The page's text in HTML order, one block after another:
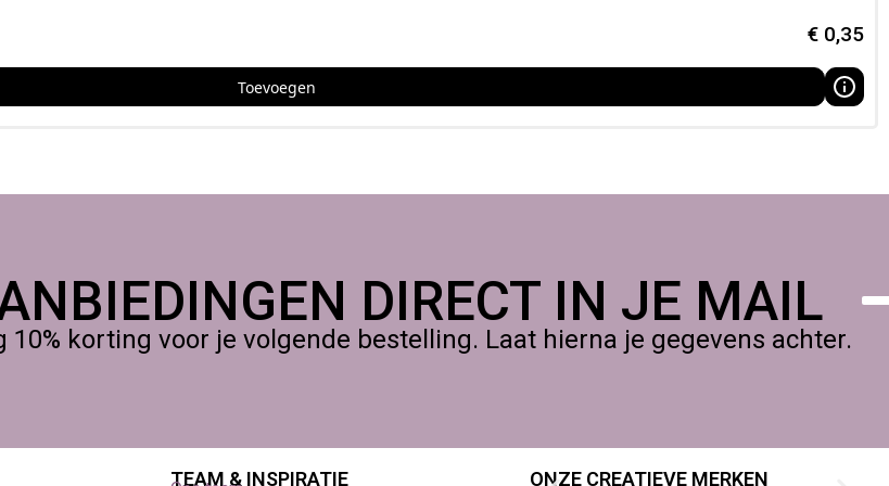
€ 0,35
Toevoegen
DIRECT IN JE MAIL
korting voor je volgende bestelling. Laat hierna je gegevens achter.
TEAM & INSPIRATIE ONZE CREATIEVE MERKEN